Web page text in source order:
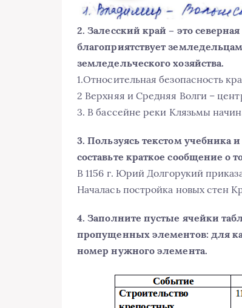
2. Залесский край – это
благоприятствует
земледельческого хозяйства.
1.Относительная безопасность
2 Верхняя и Средняя Волги –
3. В бассейне реки Клязьмы
3. Пользуясь текстом учебника
составьте краткое сообщение о
В 1156 г. Юрий Долгорукий
Началась постройка новых стен
4. Заполните пустые ячейки
пропущенных элементов: для
номер нужного элемента.